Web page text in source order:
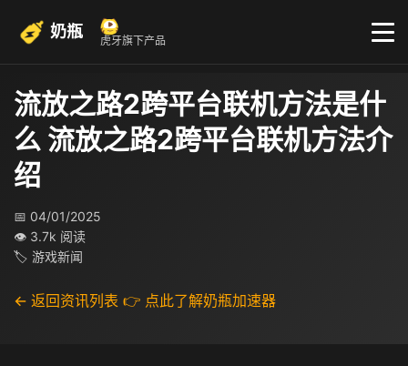
奶瓶 虎牙旗下产品
流放之路2跨平台联机方法是什
么 流放之路2跨平台联机方法介
绍
📅 04/01/2025
👁 3.7k 阅读
🏷 游戏新闻
← 返回资讯列表 👉 点此了解奶瓶加速器